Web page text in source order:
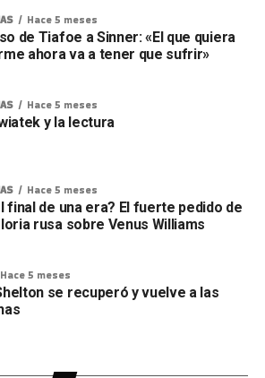
Hace 5 meses
de Tiafoe a Sinner: «El que quiera
ahora va a tener que sufrir»
Hace 5 meses
y la lectura
Hace 5 meses
final de una era? El fuerte pedido de
rusa sobre Venus Williams
Hace 5 meses
se recuperó y vuelve a las